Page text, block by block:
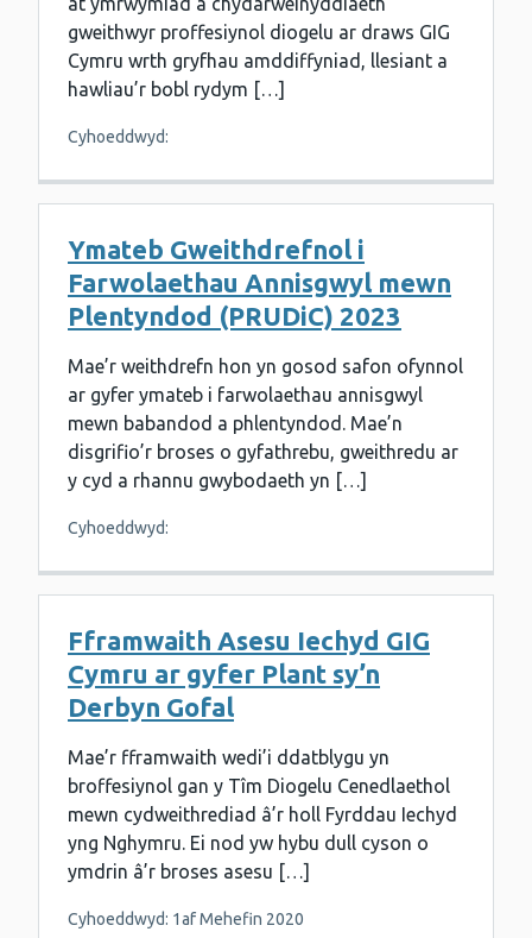
gweithwyr proffesiynol diogelu ar draws GIG
Cymru wrth gryfhau amddiffyniad, llesiant a
hawliau’r bobl rydym […]
Cyhoeddwyd:
Ymateb Gweithdrefnol i
Farwolaethau Annisgwyl mewn
Plentyndod (PRUDiC) 2023
Mae’r weithdrefn hon yn gosod safon ofynnol
ar gyfer ymateb i farwolaethau annisgwyl
mewn babandod a phlentyndod. Mae’n
disgrifio’r broses o gyfathrebu, gweithredu ar
y cyd a rhannu gwybodaeth yn […]
Cyhoeddwyd:
Fframwaith Asesu Iechyd GIG
Cymru ar gyfer Plant sy’n
Derbyn Gofal
Mae’r fframwaith wedi’i ddatblygu yn
broffesiynol gan y Tîm Diogelu Cenedlaethol
mewn cydweithrediad â’r holl Fyrddau Iechyd
yng Nghymru. Ei nod yw hybu dull cyson o
ymdrin â’r broses asesu […]
Cyhoeddwyd: 1af Mehefin 2020